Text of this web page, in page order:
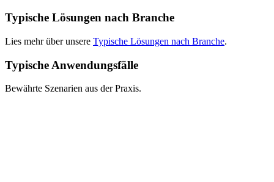
Typische Lösungen nach Branche
Lies mehr über unsere Typische Lösungen nach Branche.
Typische Anwendungsfälle
Bewährte Szenarien aus der Praxis.